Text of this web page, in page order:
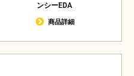
ンシーEDA
商品詳細